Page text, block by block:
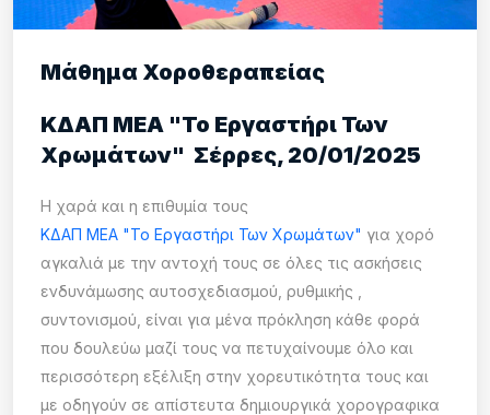
Μάθημα Χοροθεραπείας
ΚΔΑΠ ΜΕΑ "Το Εργαστήρι Των
Χρωμάτων" Σέρρες, 20/01/2025
Η χαρά και η επιθυμία τους
ΚΔΑΠ ΜΕΑ "Το Εργαστήρι Των Χρωμάτων" για χορό
αγκαλιά με την αντοχή τους σε όλες τις ασκήσεις
ενδυνάμωσης αυτοσχεδιασμού, ρυθμικής ,
συντονισμού, είναι για μένα πρόκληση κάθε φορά
που δουλεύω μαζί τους να πετυχαίνουμε όλο και
περισσότερη εξέλιξη στην χορευτικότητα τους και
με οδηγούν σε απίστευτα δημιουργικά χορογραφικα